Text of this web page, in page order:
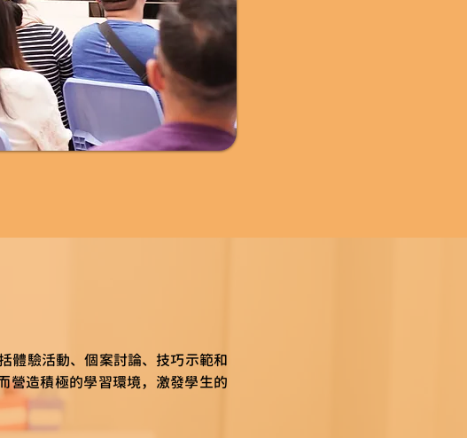
體驗活動、個案討論、技巧示範和
營造積極的學習環境，激發學生的